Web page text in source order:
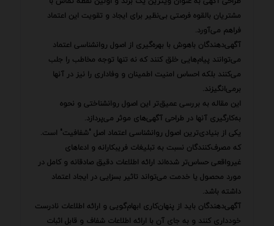
مشتریان بالقوه فرصتی بی‌نظیر برای ایجاد و تقویت این اعتماد
فراهم می‌آورد.
آگهی‌دهندگان باهوش با بهره‌گیری از اصول روانشناسی اعتماد
می‌توانند پیام‌هایی خلق کنند که نه تنها توجه مخاطب را جلب
می‌کنند بلکه احساس امنیت اطمینان و وفاداری را نیز در آنها
برمی‌انگیزند.
این مقاله به بررسی عمیق‌تر این اصول روانشناختی و نحوه
به‌کارگیری آنها در طراحی آگهی‌های موثر می‌پردازد.
یکی از بنیادی‌ترین اصول روانشناسی اعتماد اصل "شفافیت" است.
که مصرف‌کنندگان نسبت به تبلیغات فریبکارانه و ادعاهای
غیرواقعی حساس‌تر شده‌اند ارائه اطلاعات دقیق صادقانه و کامل در
مورد محصول یا خدمت می‌تواند تاثیر بسزایی در ایجاد اعتماد
داشته باشد.
آگهی‌دهندگان باید از پنهان‌کاری ابهام‌گویی و ارائه اطلاعات نادرست
خودداری کنند و به جای آن با ارائه اطلاعات شفاف و قابل اثبات